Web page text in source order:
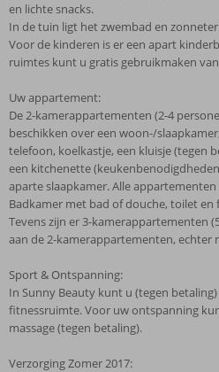
en lichte snacks.
In de tuin ligt het zwembad en
Voor de kinderen is er een apart
ruimtes kunt u gratis gebruikmaken
Uw appartement:
De 2-kamerappartementen (2-4
beschikken over een woon-/
telefoon, koelkastje, een kluisje (tegen
een kitchenette
aparte slaapkamer. Alle
Badkamer met bad of douche, toilet en
Tevens zijn er 3-kamerappartementen
aan de 2-kamerappartementen, echter
Sport & Ontspanning:
In Sunny Beauty kunt u (tegen
fitnessruimte. Voor uw ontspanning
massage (tegen betaling).
Verzorging Zomer 2017: